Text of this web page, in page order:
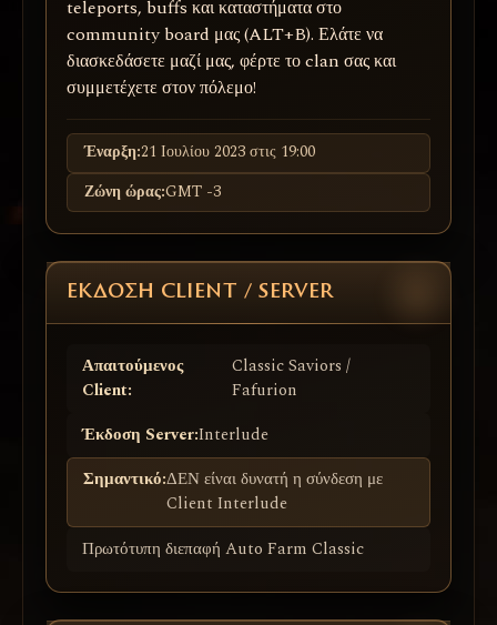
teleports, buffs και καταστήματα στο
community board μας (ALT+B). Ελάτε να
διασκεδάσετε μαζί μας, φέρτε το clan σας και
συμμετέχετε στον πόλεμο!
Έναρξη:21 Ιουλίου 2023 στις 19:00
Ζώνη ώρας:GMT -3
ΈΚΔΟΣΗ CLIENT / SERVER
Απαιτούμενος
Client:
Classic Saviors /
Fafurion
Έκδοση Server:Interlude
Σημαντικό:ΔΕΝ είναι δυνατή η σύνδεση με
Client Interlude
Πρωτότυπη διεπαφή Auto Farm Classic